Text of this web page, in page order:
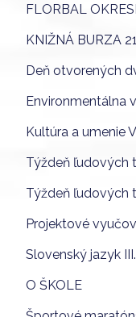
FLORBAL
KNIŽNÁ BURZA
Deň otvorených
Environmentálna
Kultúra a umenie
Týždeň ľudových
Týždeň ľudových
Projektové
Slovenský jazyk
O ŠKOLE